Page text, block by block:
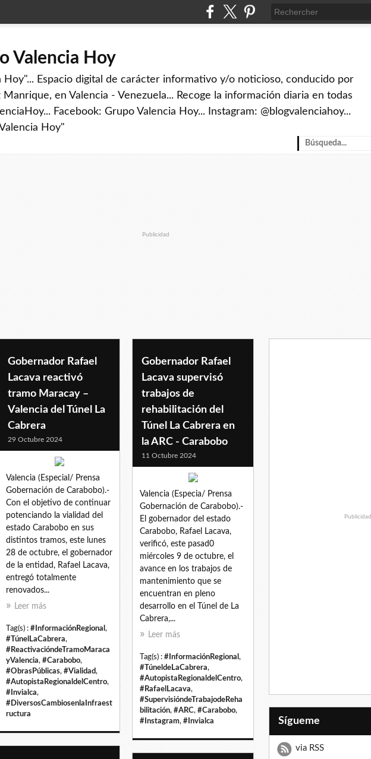
Valencia Hoy
Hoy"... Espacio digital de carácter informativo y/o noticioso, conducido por
en Valencia - Venezuela... Recoge la información diaria en todas
Facebook: Grupo Valencia Hoy... Instagram: @blogvalenciahoy...
Hoy"
Publicidad
Gobernador Rafael
Lacava reactivó
tramo Maracay –
Valencia del Túnel La
Cabrera
29 Octubre 2024
Valencia (Especial/ Prensa
Gobernación de Carabobo).-
Con el objetivo de continuar
potenciando la vialidad del
estado Carabobo en sus
distintos tramos, este lunes
28 de octubre, el gobernador
de la entidad, Rafael Lacava,
entregó totalmente
renovados...
Leer más
Tag(s) : #InformaciónRegional ,
#TúnelLaCabrera,
#ReactivacióndeTramoMaraca
yValencia, #Carabobo,
#ObrasPúblicas, #Vialidad,
#AutopistaRegionaldelCentro,
#Invialca,
#DiversosCambiosenlaInfraest
ructura
Gobernador Rafael
Lacava supervisó
trabajos de
rehabilitación del
Túnel La Cabrera en
la ARC - Carabobo
11 Octubre 2024
Valencia (Especia/ Prensa
Gobernación de Carabobo).-
El gobernador del estado
Carabobo, Rafael Lacava,
verificó, este pasad0
miércoles 9 de octubre, el
avance en los trabajos de
mantenimiento que se
encuentran en pleno
desarrollo en el Túnel de La
Cabrera,...
Leer más
Tag(s) : #InformaciónRegional ,
#TúneldeLaCabrera,
#AutopistaRegionaldelCentro,
#RafaelLacava,
#SupervisióndeTrabajodeReha
bilitación, #ARC, #Carabobo,
#Instagram, #Invialca
Publicidad
Sígueme
via RSS